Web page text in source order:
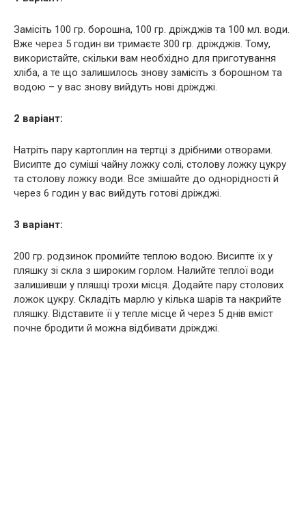
Замісіть 100 гр. борошна, 100 гр. дріжджів та 100 мл. води.
Вже через 5 годин ви тримаєте 300 гр. дріжджів. Тому,
використайте, скільки вам необхідно для приготування
хліба, а те що залишилось знову замісіть з борошном та
водою – у вас знову вийдуть нові дріжджі.
2 варіант:
Натріть пару картоплин на тертці з дрібними отворами.
Висипте до суміші чайну ложку солі, столову ложку цукру
та столову ложку води. Все змішайте до однорідності й
через 6 годин у вас вийдуть готові дріжджі.
3 варіант:
200 гр. родзинок промийте теплою водою. Висипте їх у
пляшку зі скла з широким горлом. Налийте теплої води
залишивши у пляшці трохи місця. Додайте пару столових
ложок цукру. Складіть марлю у кілька шарів та накрийте
пляшку. Відставите її у тепле місце й через 5 днів вміст
почне бродити й можна відбивати дріжджі.